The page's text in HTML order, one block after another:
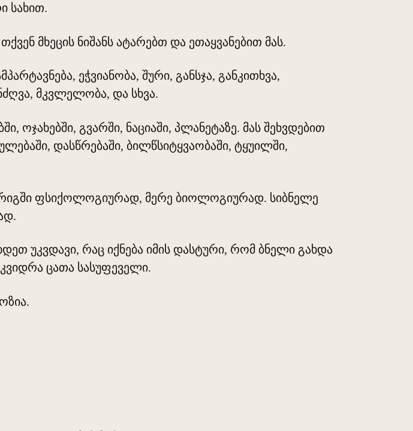
სახით.
მხეცის ნიშანს ატარებთ და ეთაყვანებით მას.
ეჭვიანობა, შური, განსჯა, განკითხვა,
მკვლელობა, და სხვა.
ოჯახებში, გვარში, ნაციაში, პლანეტაზე. მას შეხვდებით
დასწრებაში, ბილწსიტყვაობაში, ტყუილში,
ფსიქოლოგიურად, მერე ბიოლოგიურად. სიბნელე
უკვდავი, რაც იქნება იმის დასტური, რომ ბნელი გახდა
ცათა სასუფეველი.